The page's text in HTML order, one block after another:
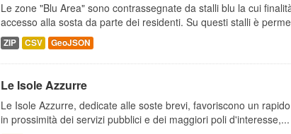
Le zone "Blu Area" sono contrassegnate da stalli blu la cui
accesso alla sosta da parte dei residenti. Su questi stalli è
ZIP CSV GeoJSON
Le Isole Azzurre
Le Isole Azzurre, dedicate alle soste brevi, favoriscono un
in prossimità dei servizi pubblici e dei maggiori poli d'interesse,...